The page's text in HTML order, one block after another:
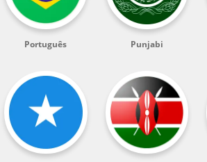
Português Punjabi